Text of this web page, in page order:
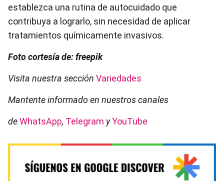
establezca una rutina de autocuidado que
contribuya a lograrlo, sin necesidad de aplicar
tratamientos químicamente invasivos.
Foto cortesía de: freepik
Visita nuestra sección Variedades
Mantente informado en nuestros canales
deWhatsApp, Telegram yYouTube